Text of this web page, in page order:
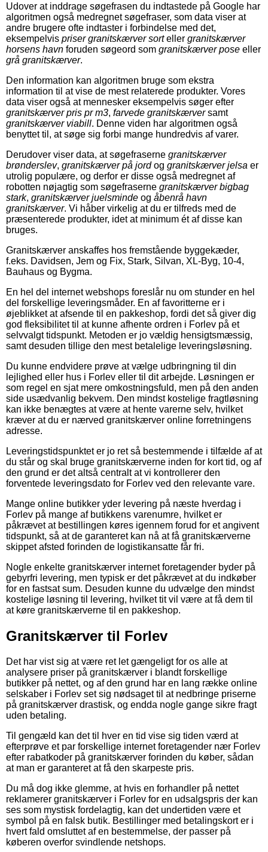
Udover at inddrage søgefrasen du indtastede på Google har
algoritmen også medregnet søgefraser, som data viser at
andre brugere ofte indtaster i forbindelse med det,
eksempelvis priser granitskærver sorteller granitskærver
horsens havn foruden søgeord som granitskærver pose eller
grå granitskærver.
Den information kan algoritmen bruge som ekstra
information til at vise de mest relaterede produkter. Vores
data viser også at mennesker eksempelvis søger efter
granitskærver pris pr m3, farvede granitskærversamt
granitskærver viabill. Denne viden har algoritmen også
benyttet til, at søge sig forbi mange hundredvis af varer.
Derudover viser data, at søgefraserne granitskærver
brønderslev, granitskærver på jordog granitskærver jelsa er
utrolig populære, og derfor er disse også medregnet af
robotten nøjagtig som søgefraserne granitskærver bigbag
stark, granitskærver juelsminde og åbenrå havn
granitskærver. Vi håber virkelig at du er tilfreds med de
præsenterede produkter, idet at minimum ét af disse kan
bruges.
Granitskærver anskaffes hos fremstående byggekæder,
f.eks. Davidsen, Jem og Fix, Stark, Silvan, XL-Byg, 10-4,
Bauhaus og Bygma.
En hel del internet webshops foreslår nu om stunder en hel
del forskellige leveringsmåder. En af favoritterne er i
øjeblikket at afsende til en pakkeshop, fordi det så giver dig
god fleksibilitet til at kunne afhente ordren i Forlev på et
selvvalgt tidspunkt. Metoden er jo vældig hensigtsmæssig,
samt desuden tillige den mest betalelige leveringsløsning.
Du kunne endvidere prøve at vælge udbringning til din
lejlighed eller hus i Forlev eller til dit arbejde. Løsningen er
som regel en sjat mere omkostningsfuld, men på den anden
side usædvanlig bekvem. Den mindst kostelige fragtløsning
kan ikke benægtes at være at hente varerne selv, hvilket
kræver at du er nærved granitskærver online forretningens
adresse.
Leveringstidspunktet er jo ret så bestemmende i tilfælde af at
du står og skal bruge granitskærverne inden for kort tid, og af
den grund er det altså centralt at vi kontrollerer den
forventede leveringsdato for Forlev ved den relevante vare.
Mange online butikker yder levering på næste hverdag i
Forlev på mange af butikkens varenumre, hvilket er
påkrævet at bestillingen køres igennem forud for et angivent
tidspunkt, så at de garanteret kan nå at få granitskærverne
skippet afsted forinden de logistikansatte får fri.
Nogle enkelte granitskærver internet foretagender byder på
gebyrfri levering, men typisk er det påkrævet at du indkøber
for en fastsat sum. Desuden kunne du udvælge den mindst
kostelige løsning til levering, hvilket tit vil være at få dem til
at køre granitskærverne til en pakkeshop.
Granitskærver til Forlev
Det har vist sig at være ret let gængeligt for os alle at
analysere priser på granitskærver i blandt forskellige
butikker på nettet, og af den grund har en lang række online
selskaber i Forlev set sig nødsaget til at nedbringe priserne
på granitskærver drastisk, og endda nogle gange sikre fragt
uden betaling.
Til gengæld kan det til hver en tid vise sig tiden værd at
efterprøve et par forskellige internet foretagender nær Forlev
efter rabatkoder på granitskærver forinden du køber, sådan
at man er garanteret at få den skarpeste pris.
Du må dog ikke glemme, at hvis en forhandler på nettet
reklamerer granitskærver i Forlev for en udsalgspris der kan
ses som mystisk fordelagtig, kan det undertiden være et
symbol på en falsk butik. Bestillinger med betalingskort er i
hvert fald omsluttet af en bestemmelse, der passer på
køberen overfor svindlende netshops.